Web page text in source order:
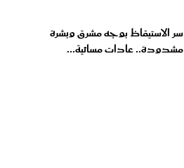
سر الاستيقاظ بوجه مشرق وبشرة
مشدودة.. عادات مسائية...